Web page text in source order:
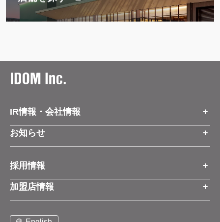
IR情報・会社情報
IR情報トップ
会社情報
お知らせ
経営方針
お知らせ
プレスリリース
コーポレートブログ
採用情報
採用情報トップ
新卒営業職
中途営業職
加盟店情報